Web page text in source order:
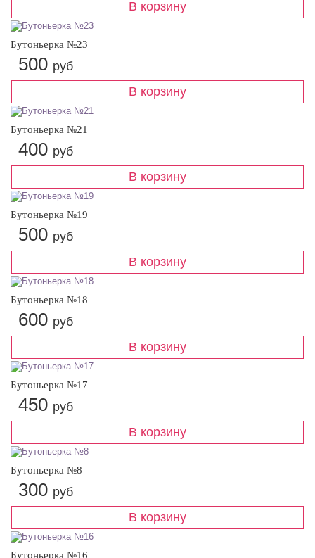
Бутоньерка №23
500 руб
Бутоньерка №21
400 руб
Бутоньерка №19
500 руб
Бутоньерка №18
600 руб
Бутоньерка №17
450 руб
Бутоньерка №8
300 руб
Бутоньерка №16